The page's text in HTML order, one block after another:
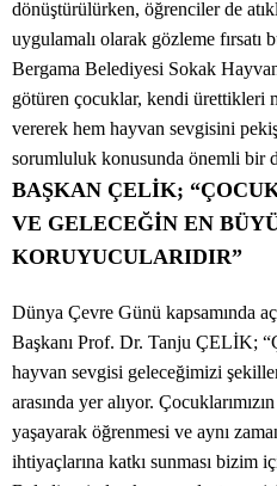
dönüştürülürken, öğrenciler de
uygulamalı olarak gözleme fırsatı
Bergama Belediyesi Sokak
götüren çocuklar, kendi ürettikleri
vererek hem hayvan sevgisini
sorumluluk konusunda önemli bir
BAŞKAN ÇELİK;
VE GELECEĞİN EN
KORUYUCULARIDIR”
Dünya Çevre Günü kapsamında
Başkanı Prof. Dr. Tanju ÇELİK;
hayvan sevgisi geleceğimizi
arasında yer alıyor.
yaşayarak öğrenmesi ve aynı
ihtiyaçlarına katkı sunması bizim